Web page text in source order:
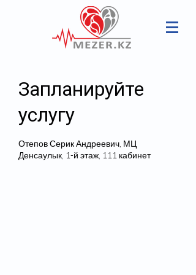
Запланируйте
услугу
Отепов Серик Андреевич, МЦ
Денсаулык, 1-й этаж, 111 кабинет